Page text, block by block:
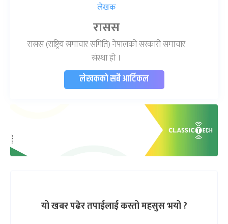
लेखक
रासस
रासस (राष्ट्रिय समाचार समिति) नेपालको सरकारी समाचार
संस्था हो ।
लेखकको सबै आर्टिकल
यो खबर पढेर तपाईलाई कस्तो महसुस भयो ?